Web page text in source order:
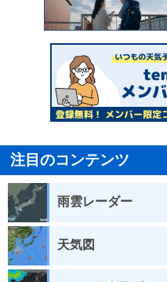
注目のコンテンツ
雨雲レーダー
天気図